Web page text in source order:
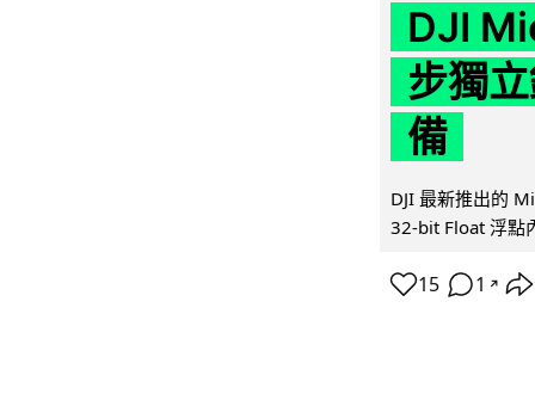
DJI
步獨
備
DJI 最新推出的
32-bit Float 浮點
15 1 ↗